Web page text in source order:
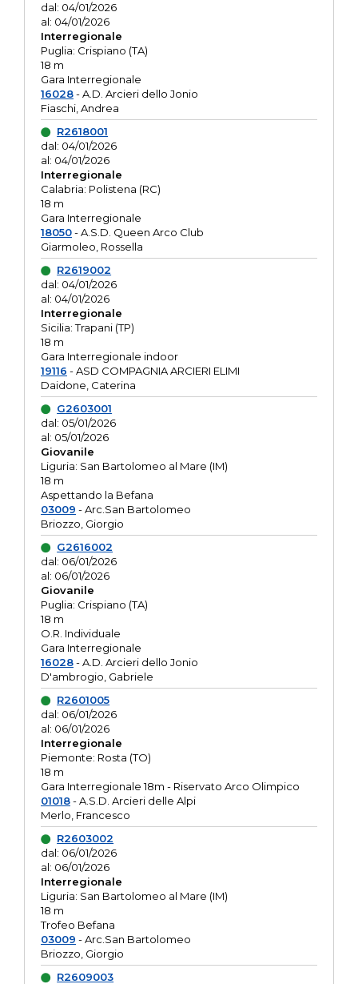
dal: 04/01/2026
al: 04/01/2026
Interregionale
Puglia: Crispiano (TA)
18 m
Gara Interregionale
16028- A.D. Arcieri dello Jonio
Fiaschi, Andrea
R2618001
dal: 04/01/2026
al: 04/01/2026
Interregionale
Calabria: Polistena (RC)
18 m
Gara Interregionale
18050- A.S.D. Queen Arco Club
Giarmoleo, Rossella
R2619002
dal: 04/01/2026
al: 04/01/2026
Interregionale
Sicilia: Trapani (TP)
18 m
Gara Interregionale indoor
19116 - ASD COMPAGNIA ARCIERI ELIMI
Daidone, Caterina
G2603001
dal: 05/01/2026
al: 05/01/2026
Giovanile
Liguria: San Bartolomeo al Mare (IM)
18 m
Aspettando la Befana
03009 - Arc.San Bartolomeo
Briozzo, Giorgio
G2616002
dal: 06/01/2026
al: 06/01/2026
Giovanile
Puglia: Crispiano (TA)
18 m
O.R. Individuale
Gara Interregionale
16028- A.D. Arcieri dello Jonio
D'ambrogio, Gabriele
R2601005
dal: 06/01/2026
al: 06/01/2026
Interregionale
Piemonte: Rosta (TO)
18 m
Gara Interregionale 18m - Riservato Arco Olimpico
01018- A.S.D. Arcieri delle Alpi
Merlo, Francesco
R2603002
dal: 06/01/2026
al: 06/01/2026
Interregionale
Liguria: San Bartolomeo al Mare (IM)
18 m
Trofeo Befana
03009 - Arc.San Bartolomeo
Briozzo, Giorgio
R2609003